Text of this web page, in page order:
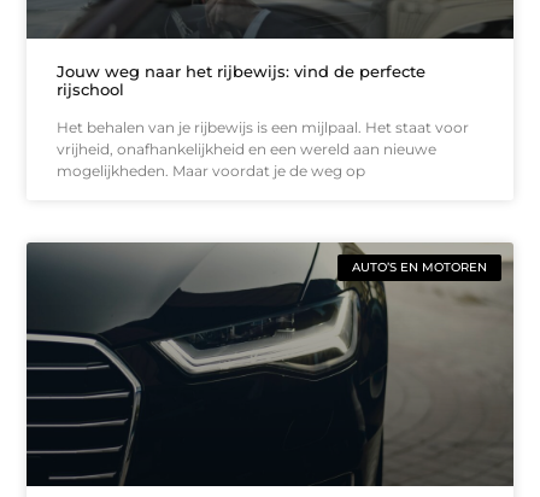
Jouw weg naar het rijbewijs: vind de perfecte
rijschool
Het behalen van je rijbewijs is een mijlpaal. Het staat voor
vrijheid, onafhankelijkheid en een wereld aan nieuwe
mogelijkheden. Maar voordat je de weg op
AUTO’S EN MOTOREN